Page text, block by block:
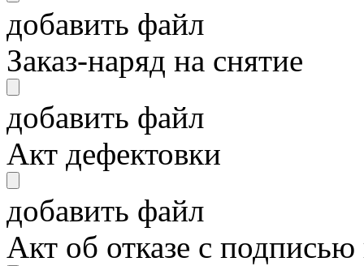
добавить файл
Заказ-наряд на снятие
добавить файл
Акт дефектовки
добавить файл
Акт об отказе с